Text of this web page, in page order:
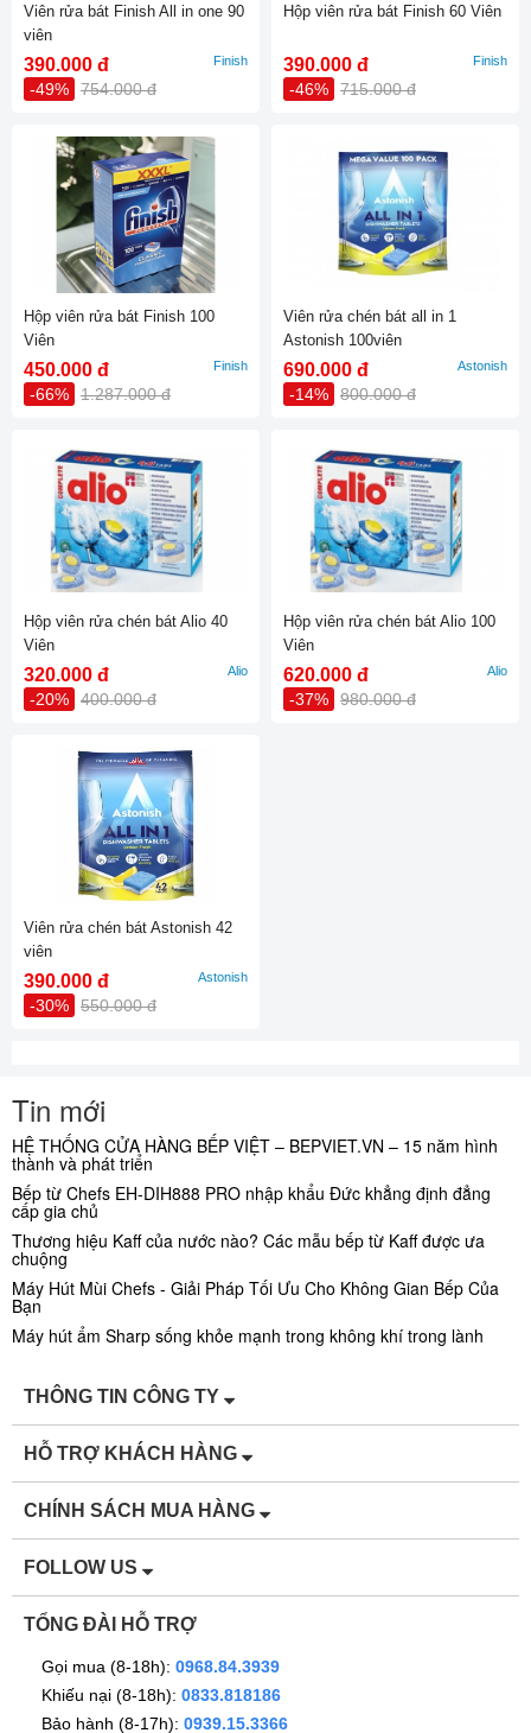
Viên rửa bát Finish All in one 90
viên
390.000 đ
-49% 754.000 đ
Finish
Hộp viên rửa bát Finish 60 Viên
390.000 đ
-46% 715.000 đ
Finish
Hộp viên rửa bát Finish 100
Viên
450.000 đ
-66% 1.287.000 đ
Finish
Viên rửa chén bát all in 1
Astonish 100viên
690.000 đ
-14% 800.000 đ
Astonish
Hộp viên rửa chén bát Alio 40
Viên
320.000 đ
-20% 400.000 đ
Alio
Hộp viên rửa chén bát Alio 100
Viên
620.000 đ
-37% 980.000 đ
Alio
Viên rửa chén bát Astonish 42
viên
390.000 đ
-30% 550.000 đ
Astonish
Tin mới
HỆ THỐNG CỬA HÀNG BẾP VIỆT – BEPVIET.VN – 15 năm hình
thành và phát triển
Bếp từ Chefs EH-DIH888 PRO nhập khẩu Đức khẳng định đẳng
cấp gia chủ
Thương hiệu Kaff của nước nào? Các mẫu bếp từ Kaff được ưa
chuộng
Máy Hút Mùi Chefs - Giải Pháp Tối Ưu Cho Không Gian Bếp Của
Bạn
Máy hút ẩm Sharp sống khỏe mạnh trong không khí trong lành
THÔNG TIN CÔNG TY
HỖ TRỢ KHÁCH HÀNG
CHÍNH SÁCH MUA HÀNG
FOLLOW US
TỔNG ĐÀI HỖ TRỢ
Gọi mua (8-18h): 0968.84.3939
Khiếu nại (8-18h): 0833.818186
Bảo hành (8-17h): 0939.15.3366